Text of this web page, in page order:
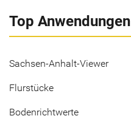
Top Anwendungen
Sachsen-Anhalt-Viewer
Flurstücke
Bodenrichtwerte